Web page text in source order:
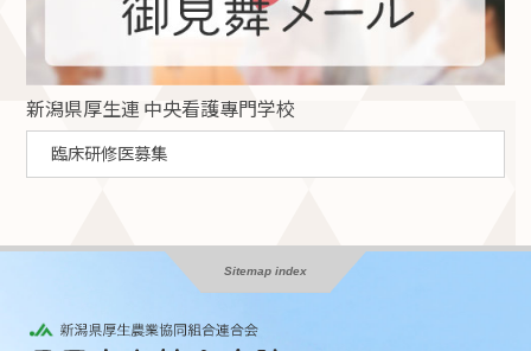
新潟県厚生連 中央看護專門学校
臨床研修医募集
Sitemap index